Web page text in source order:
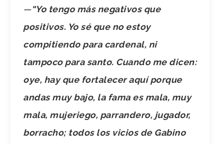
—“Yo tengo más negativos que
positivos. Yo sé que no estoy
compitiendo para cardenal, ni
tampoco para santo. Cuando me dicen:
oye, hay que fortalecer aquí porque
andas muy bajo, la fama es mala, muy
mala, mujeriego, parrandero, jugador,
borracho; todos los vicios de Gabino